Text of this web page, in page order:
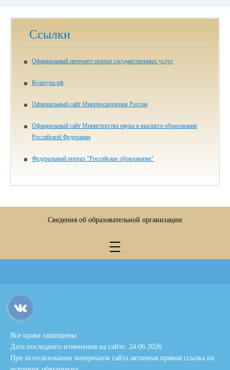
Ссылки
Официальный интернет-портал государственных услуг
Культура.рф
Официальный сайт Минпросвещения России
Официальный сайт Министерства науки и высшего образования
Российской Федерации
Федеральный портал "Российское образование"
Сведения об образовательной организации
Все права защищены.
Дата последнего изменения на сайте: 24.06.2026
При использовании материалов сайта активная прямая ссылка на